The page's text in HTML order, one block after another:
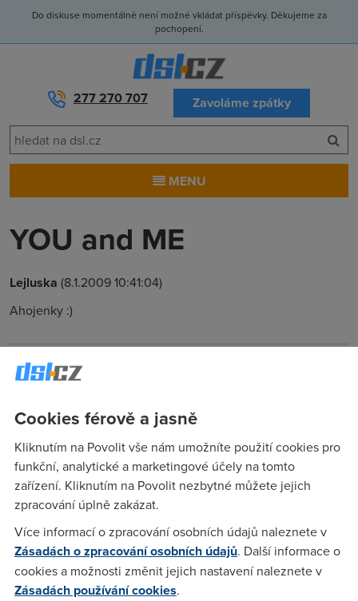
Do diskuse momentálně není možné vkládat příspěvky. Děkujeme za
pochopení.
277 270 707 Zavoláme zpátky
MENU
YOU and ME
Lejluska (8.1.2009 10:41:04)
Ahojenky :)
Lejluska(8.1.2009 10:45:07)
zalozila nove forum :) tak mi napis co je noveho a pak ti ja
igor(8.1.2009 14:47:58)
ahoj Misulik...sorry ze pisem az teraz ale jak som v
divadle...tak stale som praci od 15...tak aku perlicku pro mne
mas..?
Cookies férově a jasně
Kliknutím na Povolit vše nám umožníte použití cookies pro
funkční, analytické a marketingové účely na tomto
zařízení. Kliknutím na Povolit nezbytné můžete jejich
zpracování úplně zakázat.
Více informací o zpracování osobních údajů naleznete v
Zásadách o zpracování osobních údajů. Další informace o
cookies a možnosti změnit jejich nastavení naleznete v
Zásadách používání cookies.